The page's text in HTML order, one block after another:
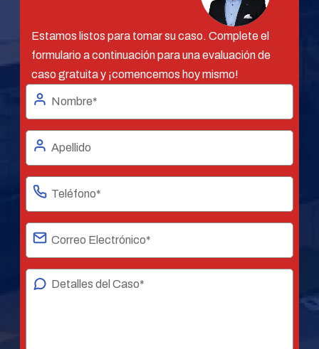
Estamos listos para tomar su caso. Complete el
formulario a continuación para una evaluación de
caso gratuita y ¡comencemos hoy mismo!